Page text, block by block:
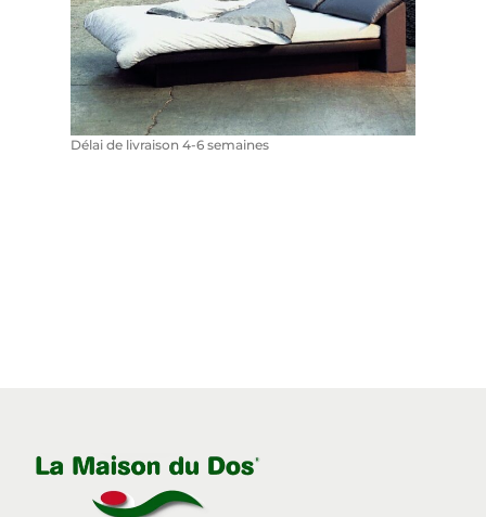
Délai de livraison 4-6 semaines